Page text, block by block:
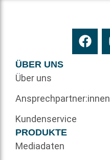
ÜBER UNS
Über uns
Ansprechpartner:innen
Kundenservice
PRODUKTE
Mediadaten